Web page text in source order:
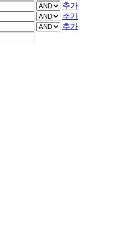
추가
추가
추가